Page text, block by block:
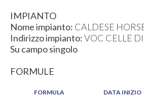
IMPIANTO
Nome impianto: CALDESE
Indirizzo impianto:VOC CELLE
Su campo singolo
FORMULE
FORMULA DATA INIZIO